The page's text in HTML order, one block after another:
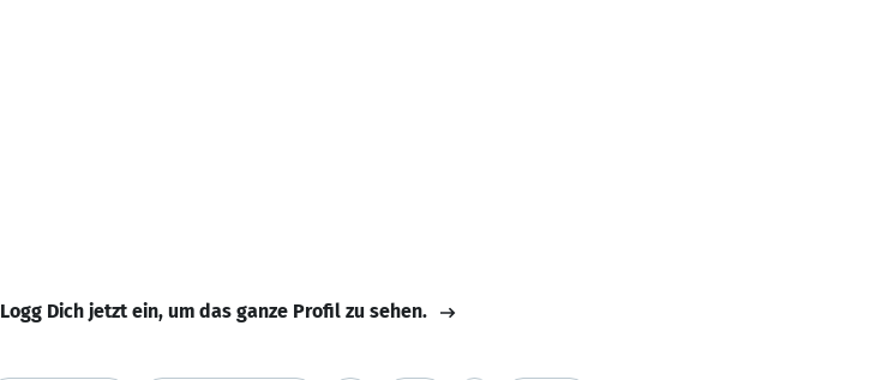
Logg Dich jetzt ein, um das ganze Profil zu sehen.